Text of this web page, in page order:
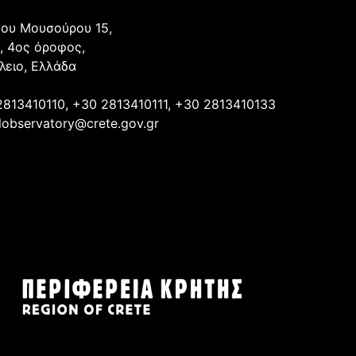
Μουσούρου 15,
4ος όροφος,
Ελλάδα
+30 2813410111, +30 2813410133